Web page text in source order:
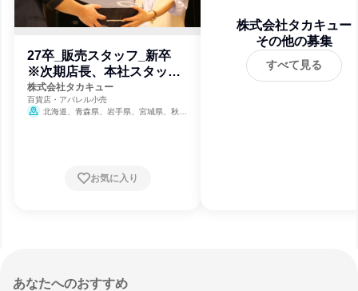
27卒_販売スタッフ_新卒
※次期店長、本社スタッフ
候補
株式会社タカキュー
百貨店・アパレル小売
北海道、青森県、岩手県、宮城県、秋田
賀県、京都府、大阪府、兵庫県、奈良県、和
歌山県、鳥取県、岡山県、香川県、愛媛県、
お気に入り
株式会社タカキュー
その他の募集
すべて見る
あなたへのおすすめ